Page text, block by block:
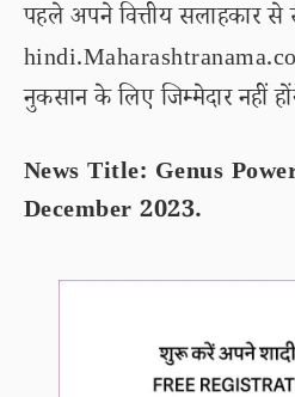
पहले अपने वित्तीय सलाहकार
नुकसान के लिए जिम्मेदार नहीं
News Title: Genus
December 2023.